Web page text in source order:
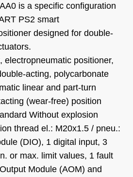
is a specific configuration
PS2 smart
designed for double-
electropneumatic positioner,
acting, polycarbonate
linear and part-turn
(wear-free) position
Without explosion
thread el.: M20x1.5 / pneu.:
(DIO), 1 digital input, 3
or max. limit values, 1 fault
Module (AOM) and